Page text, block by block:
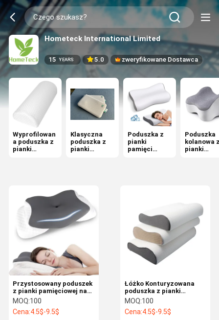
Hometeck International Limited
15 YEARS 5.0 zweryfikowane Dostawca
Wyprofilowan
a poduszka z
pianki
Klasyczna
poduszka z
pianki
Poduszka z
pianki
pamięci
Poduszka
kolanowa
pianki
Przystosowany poduszek
z pianki pamięciowej na
szyję chłodzenie wygodne
do łagodzenia bólu
MOQ:100
Cena:4.5$-9.5$
Łóżko Konturyzowana
poduszka z pianki
pamięci ortopedycznej
Długotrwała
MOQ:100
Cena:4.5$-9.5$